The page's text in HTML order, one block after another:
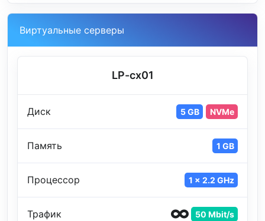
Виртуальные серверы
LP-cx01
Диск 5 GB NVMe
Память 1 GB
Процессор 1 x 2.2 GHz
Трафик 50 Mbit/s